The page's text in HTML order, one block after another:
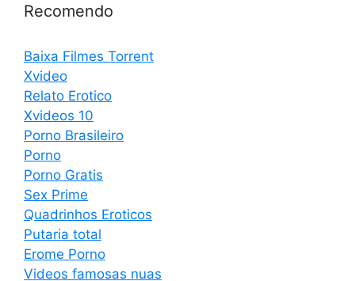
Recomendo
Baixa Filmes Torrent
Xvideo
Relato Erotico
Xvideos 10
Porno Brasileiro
Porno
Porno Gratis
Sex Prime
Quadrinhos Eroticos
Putaria total
Erome Porno
Videos famosas nuas